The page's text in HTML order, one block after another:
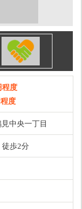
程度
度
中央一丁目
歩2分